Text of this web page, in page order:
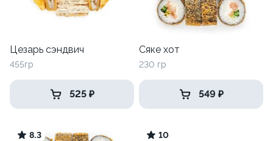
Цезарь сэндвич
455гр
525 ₽
Сяке хот
230 гр
549 ₽
8.3 10